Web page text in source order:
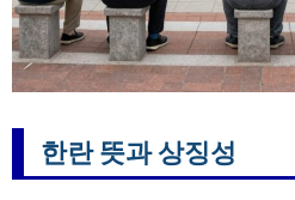
한란 뜻과 상징성